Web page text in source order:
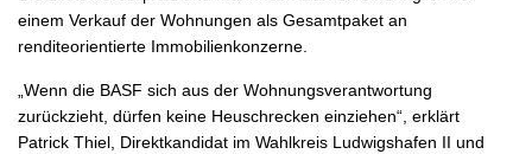
einem Verkauf der Wohnungen als Gesamtpaket an
renditeorientierte Immobilienkonzerne.
„Wenn die BASF sich aus der Wohnungsverantwortung
zurückzieht, dürfen keine Heuschrecken einziehen“, erklärt
Patrick Thiel, Direktkandidat im Wahlkreis Ludwigshafen II und